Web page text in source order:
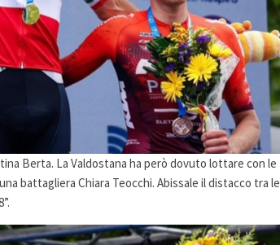
Berta. La Valdostana ha però dovuto lottare con le
battagliera Chiara Teocchi. Abissale il distacco tra le